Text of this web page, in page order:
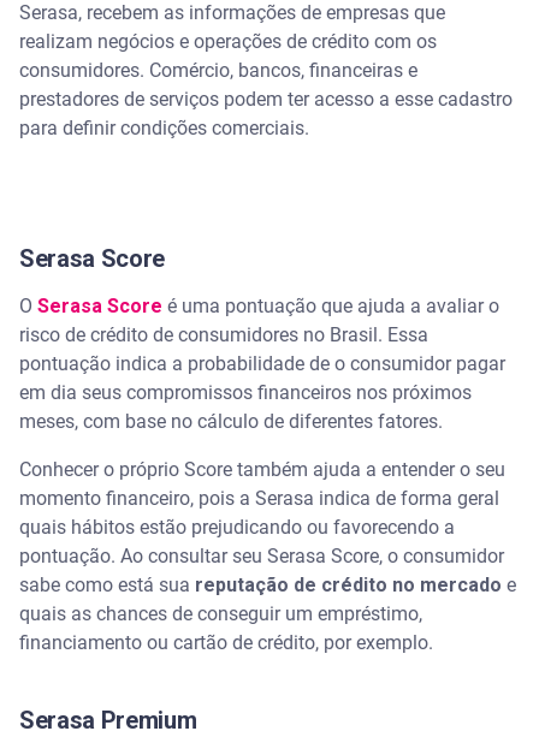
Serasa, recebem as informações de empresas que
realizam negócios e operações de crédito com os
consumidores. Comércio, bancos, financeiras e
prestadores de serviços podem ter acesso a esse cadastro
para definir condições comerciais.
Serasa Score
O Serasa Score é uma pontuação que ajuda a avaliar o
risco de crédito de consumidores no Brasil. Essa
pontuação indica a probabilidade de o consumidor pagar
em dia seus compromissos financeiros nos próximos
meses, com base no cálculo de diferentes fatores.
Conhecer o próprio Score também ajuda a entender o seu
momento financeiro, pois a Serasa indica de forma geral
quais hábitos estão prejudicando ou favorecendo a
pontuação. Ao consultar seu Serasa Score, o consumidor
sabe como está sua reputação de crédito no mercado e
quais as chances de conseguir um empréstimo,
financiamento ou cartão de crédito, por exemplo.
Serasa Premium